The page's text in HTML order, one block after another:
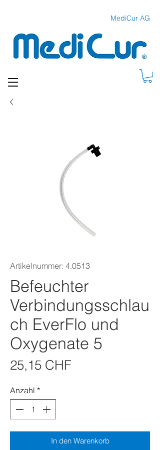
MediCur AG
Artikelnummer: 4.0513
Befeuchter
Verbindungsschlau
ch EverFlo und
Oxygenate 5
25,15 CHFPreis
Anzahl *
In den Warenkorb